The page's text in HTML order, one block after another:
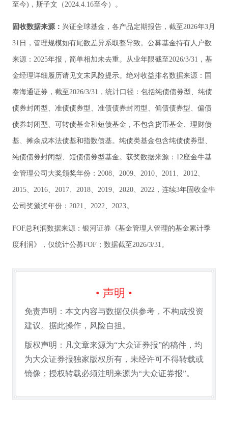
至今)，斯子文（2024.4.16至今）。
固收数据来源： 兴证全球基金，各产品定期报告，截至2026年3月
31日，管理规模如有尾数差异系取整导致。公募基金持有人户数
来源：2025年报，简单相加未去重。从业年限截至2026/3/31，基
金经理详细履历请见文末风险提示。绝对收益排名数据来源：国
泰海通证券，截至2026/3/31，统计口径：包括纯债债券型、纯债
债券封闭型、准债债券型、准债债券封闭型、偏债债券型、偏债
债券封闭型、可转债基金和短债基金，不包含货币基金、理财债
基、摊余成本法债基和指数债基。纯债类基金包含纯债债券型、
纯债债券封闭型、短债债券型基金。获奖数据来源：12座金牛基
金管理公司大奖颁奖年份：2008、2009、2010、2011、2012、
2015、2016、2017、2018、2019、2020、2022，连续3年固收金牛
公司奖颁奖年份：2021、2022、2023。
FOF总利润数据来源：银河证券《基金管理人管理的基金累计季
度利润》，仅统计公募FOF；数据截至2026/3/31。
• 声明 •
免责声明：本文内容与数据仅供参考，不构成投资
建议。据此操作，风险自担。
版权声明：凡文章来源为“大众证券报”的稿件，均
为大众证券报独家版权所有，未经许可不得转载或
镜像；授权转载必须注明来源为“大众证券报”。